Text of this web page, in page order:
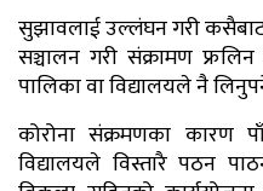
सुझावलाई उल्लंघन गरी
सञ्चालन गरी संक्रामण
पालिका वा विद्यालयले नै
कोरोना संक्रमणका कारण
विद्यालयले विस्तारै पठन